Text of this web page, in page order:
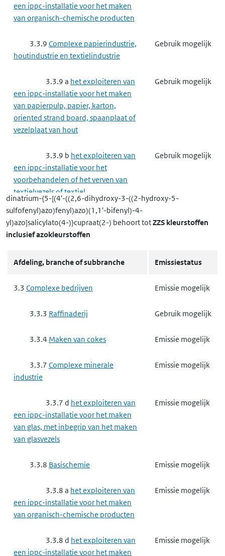
een ippc-installatie voor het maken
van organisch-chemische producten
3.3.9 Complexe papierindustrie,
houtindustrie en textielindustrie
Gebruik mogelijk
3.3.9 a het exploiteren van
een ippc-installatie voor het maken
van papierpulp, papier, karton,
oriented strand board, spaanplaat of
vezelplaat van hout
Gebruik mogelijk
3.3.9 b het exploiteren van
een ippc-installatie voor het
voorbehandelen of het verven van
textielvezels of textiel
Gebruik mogelijk
Nutssector en industrie Gebruik mogelijk
industrie
3.4.6 Chemische producten
Gebruik mogelijk
waspoeder of enzymen
3.4.6 ehet maken van
schoonmaakmiddelen of cosmetica
3.4.7 Papierindustrie,
leerindustrie
Gebruik mogelijk
3.4.7 chet maken van
dinatrium-{5-[(4'-((2,6-dihydroxy-3-((2-hydroxy-5-
sulfofenyl)azo)fenyl)azo)(1,1'-bifenyl)-4-
yl)azo]salicylato(4-)}cupraat(2-) behoort totZZS kleurstoffen
inclusief azokleurstoffen
Afdeling, branche of subbranche Emissiestatus
3.3 Complexe bedrijven Emissie mogelijk
3.3.3 Raffinaderij Gebruik mogelijk
3.3.4 Maken van cokes Emissie mogelijk
3.3.7 Complexe minerale
industrie
Emissie mogelijk
3.3.7 d het exploiteren van
een ippc-installatie voor het maken
van glas, met inbegrip van het maken
van glasvezels
Emissie mogelijk
3.3.8 Basischemie Emissie mogelijk
3.3.8 a het exploiteren van
een ippc-installatie voor het maken
van organisch-chemische producten
Emissie mogelijk
3.3.8 d het exploiteren van
een ippc-installatie voor het maken
Emissie mogelijk